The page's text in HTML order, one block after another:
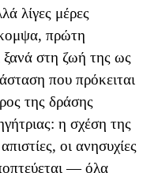
λίγες μέρες
πρώτη
ξανά στη ζωή της ως
που πρόκειται
της δράσης
η σχέση της
οι ανησυχίες
— όλα